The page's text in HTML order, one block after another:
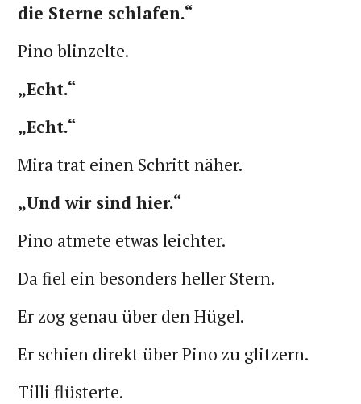
die Sterne schlafen.“
Pino blinzelte.
„Echt.“
„Echt.“
Mira trat einen Schritt näher.
„Und wir sind hier.“
Pino atmete etwas leichter.
Da fiel ein besonders heller Stern.
Er zog genau über den Hügel.
Er schien direkt über Pino zu glitzern.
Tilli flüsterte.